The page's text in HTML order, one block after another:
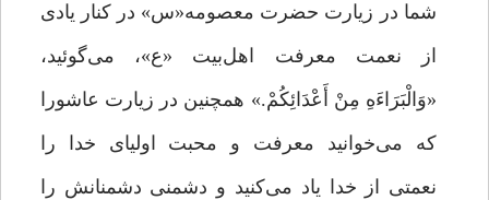
شما در زیارت حضرت معصومه«س» در کنار یادى
از نعمت معرفت اهل‌بیت «ع»، می‌گوئید،
«وَالْبَرَاءَهِ مِنْ أَعْدَائِکُمْ.» همچنین در زیارت عاشورا
که مى‌‌خوانید معرفت و محبت اولیای خدا را
نعمتى از خدا یاد مى‌‌کنید و دشمنى دشمنانش را